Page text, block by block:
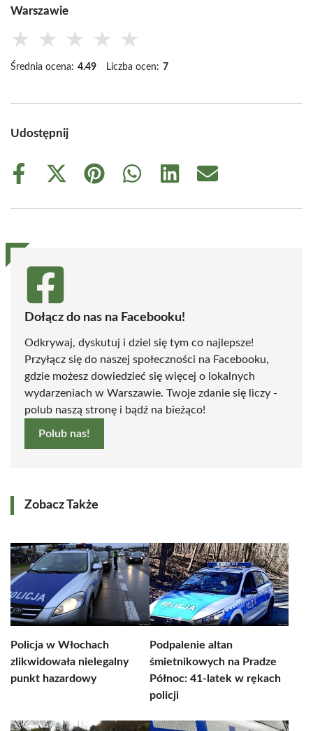
Warszawie
★ ★ ★ ★ ★
Średnia ocena: 4.49 Liczba ocen: 7
Udostępnij
Share
Share
(Twitter)
Share
Share
Share
Share
Dołącz do nas na Facebooku!
Odkrywaj, dyskutuj i dziel się tym co najlepsze!
Przyłącz się do naszej społeczności na Facebooku,
gdzie możesz dowiedzieć się więcej o lokalnych
wydarzeniach w Warszawie. Twoje zdanie się liczy -
polub naszą stronę i bądź na bieżąco!
Polub nas!
Zobacz Także
Policja w Włochach
zlikwidowała nielegalny
punkt hazardowy
Podpalenie altan
śmietnikowych na Pradze
Północ: 41-latek w rękach
policji